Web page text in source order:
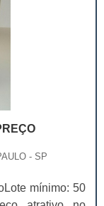
- SP
mínimo: 50